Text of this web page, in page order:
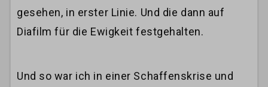
gesehen, in erster Linie. Und die dann auf
Diafilm für die Ewigkeit festgehalten.
Und so war ich in einer Schaffenskrise und